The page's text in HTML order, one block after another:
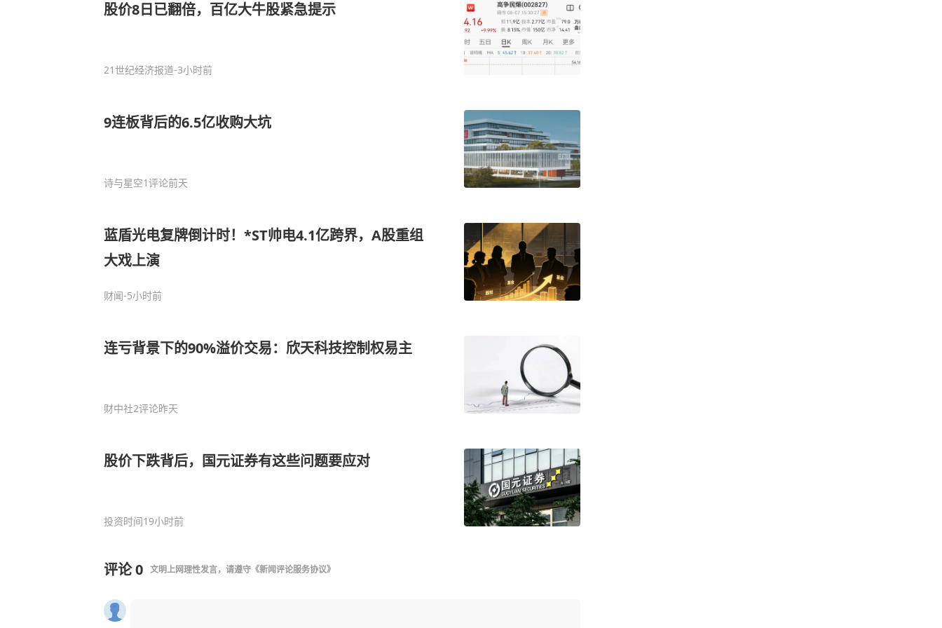
股价8日已翻倍，百亿大牛股紧急提示
21世纪经济报道-3小时前
9连板背后的6.5亿收购大坑
诗与星空1评论前天
蓝盾光电复牌倒计时！*ST帅电4.1亿跨界，A股重组
大戏上演
财闻-5小时前
连亏背景下的90%溢价交易：欣天科技控制权易主
财中社2评论昨天
股价下跌背后，国元证券有这些问题要应对
投资时间19小时前
评论0 文明上网理性发言，请遵守 《新闻评论服务协议》